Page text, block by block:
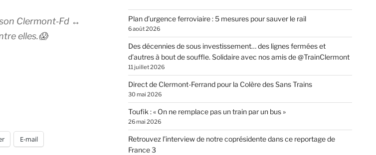
Clermont‐Fd ↔
elles.😱
E-mail
Plan d’urgence ferroviaire : 5 mesures pour sauver le rail
6 août 2026
Des décennies de sous investissement… des lignes fermées et
d’autres à bout de souffle. Solidaire avec nos amis de @TrainClermont
11 juillet 2026
Direct de Clermont-Ferrand pour la Colère des Sans Trains
30 mai 2026
Toufik : « On ne remplace pas un train par un bus »
26 mai 2026
Retrouvez l’interview de notre coprésidente dans ce reportage de
France 3